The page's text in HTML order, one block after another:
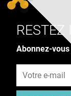
RESTEZ
Abonnez-